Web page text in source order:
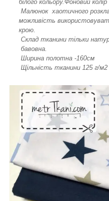
білого кольору.Фоновий
Малюнок хаотичного
можливість
крою.
Склад тканини тільки
бавовна.
Ширина полотна -160см
Щільність тканини 125 г/м2